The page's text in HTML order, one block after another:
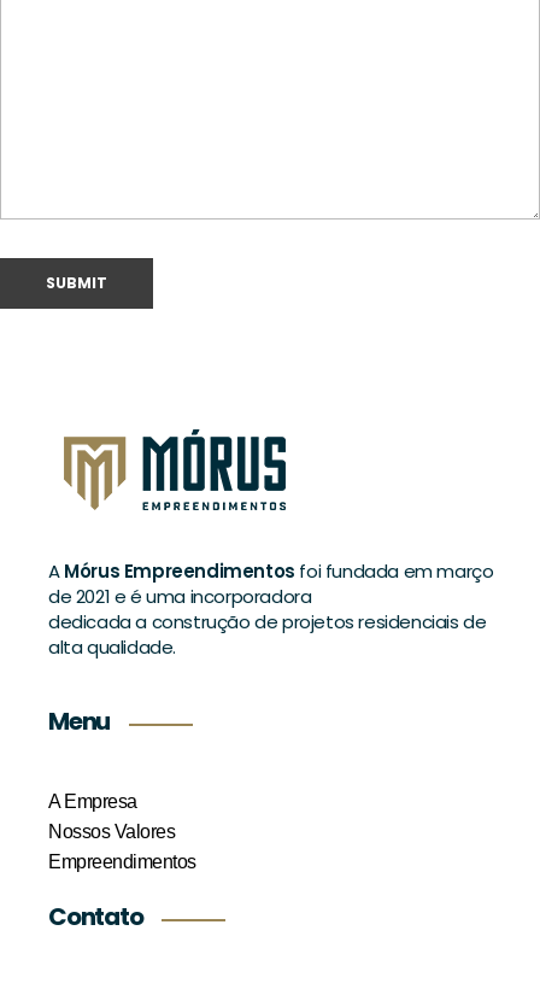
AMórus Empreendimentos foi fundada em março
de 2021 e é uma incorporadora
dedicada a construção de projetos residenciais de
alta qualidade.
Menu
A Empresa
Nossos Valores
Empreendimentos
Contato